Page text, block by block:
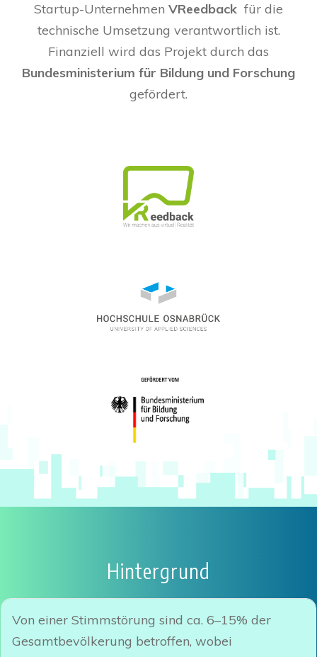
Startup-Unternehmen VReedback für die
technische Umsetzung verantwortlich ist.
Finanziell wird das Projekt durch das
Bundesministerium für Bildung und Forschung
gefördert.
Hintergrund
Von einer Stimmstörung sind ca. 6–15% der
Gesamtbevölkerung betroffen, wobei